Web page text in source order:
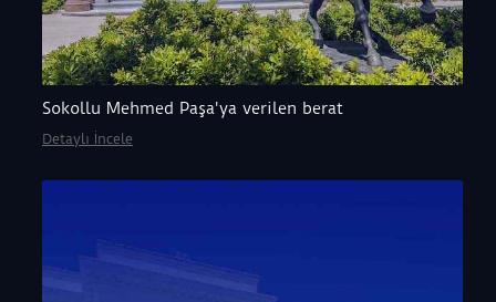
Sokollu Mehmed Paşa'ya verilen berat
Detaylı İncele